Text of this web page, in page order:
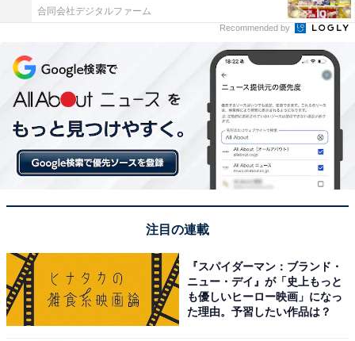
【6月の運勢】ふたご座（双子座）
【6月の運勢】かに座（蟹座）
【6月の運勢】しし座（獅子座）
【6月の運勢】おとめ座（乙女座）
【6月の運勢】てんびん座（天秤座）※今見ている記事
【6月の運勢】さそり座（蠍座）
【6月の運勢】いて座（射手座）
【6月の運勢】やぎ座（山羊座）
合同会社デジタルファーム
Recommended by
注目の連載
『スパイダーマン：ブランド・
ニュー・デイ』が「史上もっと
も優しいヒーロー映画」になっ
た理由。予習したい作品は？